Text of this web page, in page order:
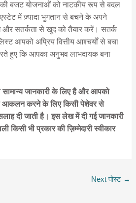
बजट योजनाओं को नाटकीय रूप से बदल
में ज़्यादा भुगतान से बचने के अपने
और सतर्कता से खुद को तैयार करें। सतर्क
आपको अप्रिय वित्तीय आश्चर्यों से बचा
हुए कि आपका अनुभव लाभदायक बना
जानकारी के लिए है और आपको
आकलन करने के लिए किसी पेशेवर से
दी जाती है। इस लेख में दी गई जानकारी
किसी भी प्रकार की ज़िम्मेदारी स्वीकार
Next पोस्ट →